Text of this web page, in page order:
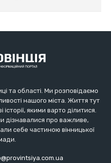
та області. Ми розповідаємо
нашого міста. Життя тут
якими варто ділитися.
про важливе,
себе частиною вінницької